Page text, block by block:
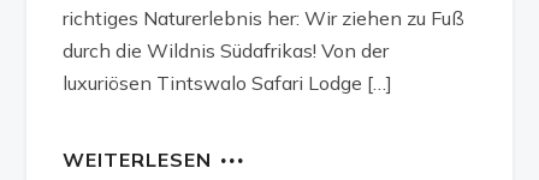
richtiges Naturerlebnis her: Wir ziehen zu Fuß
durch die Wildnis Südafrikas! Von der
luxuriösen Tintswalo Safari Lodge […]
WEITERLESEN